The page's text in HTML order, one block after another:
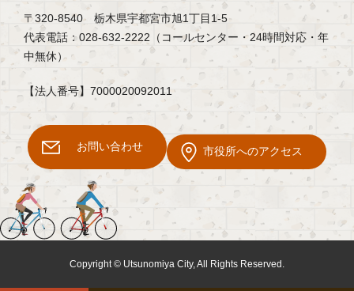
〒320-8540 栃木県宇都宮市旭1丁目1-5
代表電話：028-632-2222（コールセンター・24時間対応・年
中無休）
【法人番号】7000020092011
お問い合わせ 市役所へのアクセス
Copyright © Utsunomiya City, All Rights Reserved.